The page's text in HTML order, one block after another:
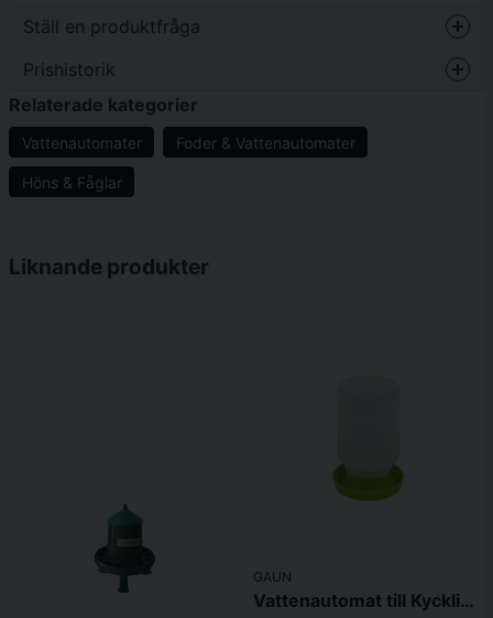
Ställ en produktfråga
question
name
Namn
email
Skicka fråga
Prishistorik
Relaterade kategorier
Vattenautomater Foder & Vattenautomater
Höns & Fåglar
Liknande produkter
GAUN
Vattenautomat till Kyckling 1L